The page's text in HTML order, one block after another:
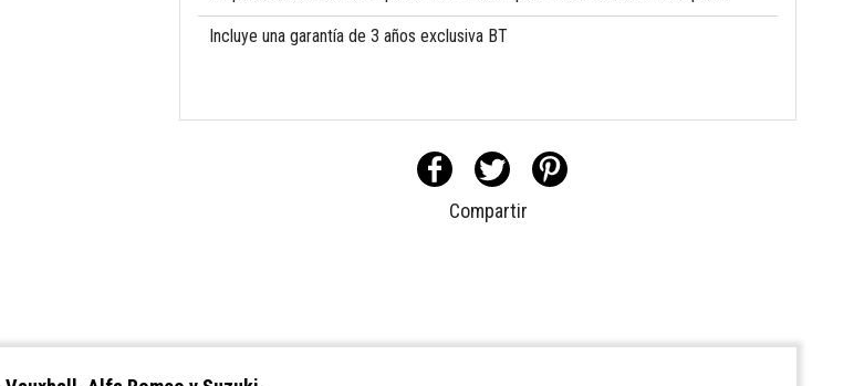
Incluye una garantía de 3 años exclusiva BT
Compartir